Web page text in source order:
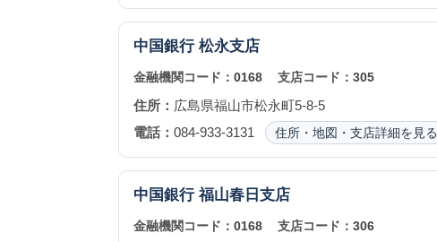
中国銀行 松永支店
金融機関コード： 0168 支店コード： 305
住所： 広島県福山市松永町5-8-5
電話： 084-933-3131 住所・地図・支店詳細を見る
中国銀行 福山春日支店
金融機関コード： 0168 支店コード： 306